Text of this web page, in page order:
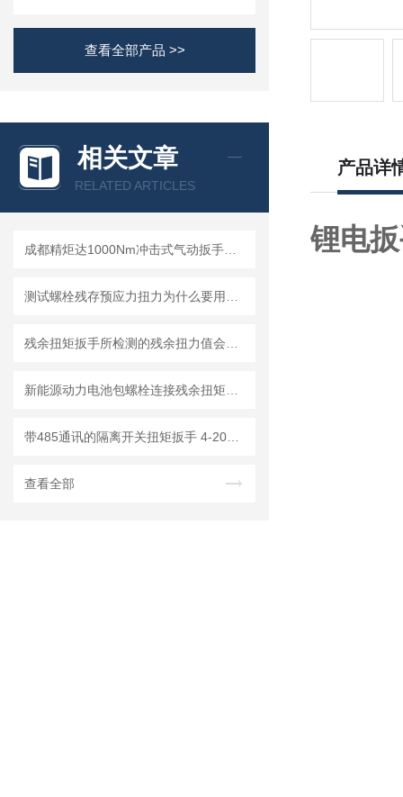
查看全部产品 >>
相关文章
RELATED ARTICLES
查看全部
产品详
锂电